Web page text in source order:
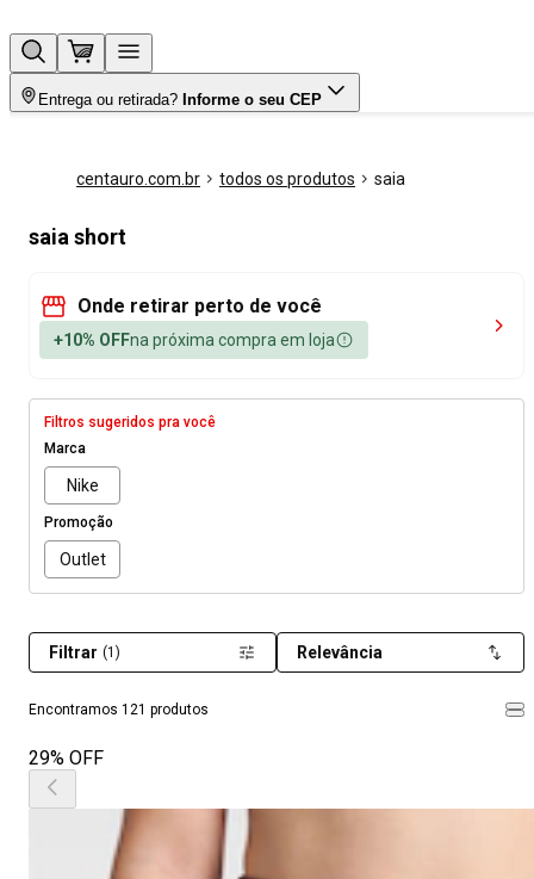
Entrega ou retirada? Informe o seu CEP
centauro.com.br todos os produtos saia
saia short
Onde retirar perto de você
+10% OFFna próxima compra em loja
Filtros sugeridos pra você
Marca
Nike
Promoção
Outlet
Encontramos 121 produtos
Filtrar (1) Relevância
29% OFF